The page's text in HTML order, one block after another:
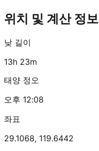
위치 및 계산 정보
낮 길이
13h 23m
태양 정오
오후 12:08
좌표
29.1068, 119.6442